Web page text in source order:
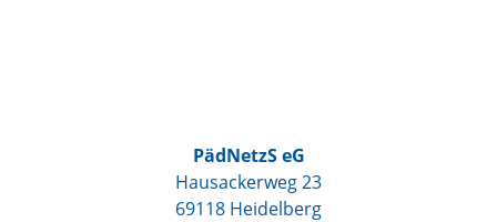
PädNetzS eG
Hausackerweg 23
69118 Heidelberg